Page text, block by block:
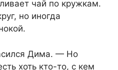
чай по кружкам.
но иногда
Дима. — Но
хоть кто-то, с кем